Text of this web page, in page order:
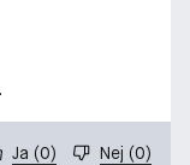
Ja (0) Nej (0)